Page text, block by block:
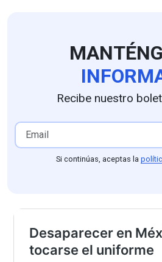
Recibe nuestro
Si continúas, aceptas la